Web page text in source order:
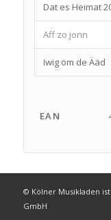
Dat es Heimat
Aff zo jonn
Iwig öm de Ääd
EAN
© Kölner Musikladen
GmbH